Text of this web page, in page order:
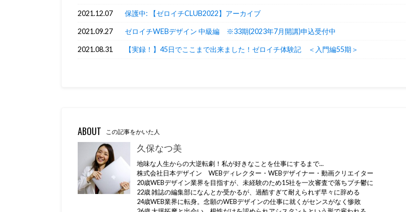
2021.12.07 保護中: 【ゼロイチCLUB2022】アーカイブ
2021.09.27 ゼロイチWEBデザイン 中級編 ※33期(2023年7月開講)申込受付中
2021.08.31 【実録！】45日でここまで出来ました！ゼロイチ体験記 ＜入門編55期＞
ABOUT この記事をかいた人
久保なつ美
地味な人生からの大逆転劇！私が好きなことを仕事にするまで...
株式会社日本デザイン WEBディレクター・WEBデザイナー・動画クリエイター
20歳WEBデザイン業界を目指すが、未経験のため15社を一次審査で落ちプチ鬱に
22歳 雑誌の編集部になんとか受かるが、過酷すぎて耐えられず早々に辞める
24歳WEB業界に転身。念願のWEBデザインの仕事に就くがセンスがなく惨敗